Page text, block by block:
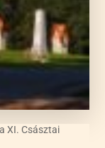
XI. Császtai